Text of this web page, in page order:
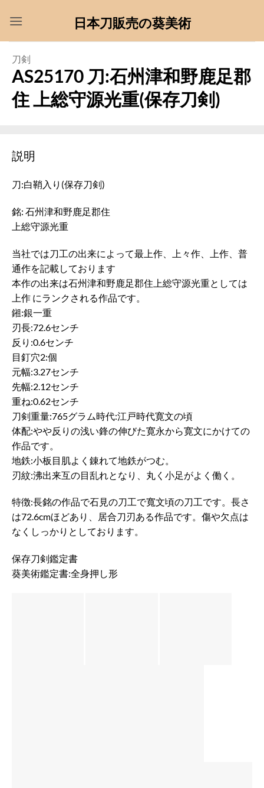
日本刀販売の葵美術
刀剣
AS25170 刀:石州津和野鹿足郡
住 上総守源光重(保存刀剣)
説明
刀:白鞘入り(保存刀剣)
銘: 石州津和野鹿足郡住
上総守源光重
当社では刀工の出来によって最上作、上々作、上作、普
通作を記載しております
本作の出来は石州津和野鹿足郡住上総守源光重としては
上作 にランクされる作品です。
鎺:銀一重
刃長:72.6センチ
反り:0.6センチ
目釘穴2:個
元幅:3.27センチ
先幅:2.12センチ
重ね:0.62センチ
刀剣重量:765グラム時代:江戸時代寛文の頃
体配:やや反りの浅い鋒の伸びた寛永から寛文にかけての
作品です。
地鉄:小板目肌よく錬れて地鉄がつむ。
刃紋:沸出来互の目乱れとなり、丸く小足がよく働く。
特徴:長銘の作品で石見の刀工で寬文頃の刀工です。長さ
は72.6cmほどあり、居合刀刃ある作品です。傷や欠点は
なくしっかりとしております。
保存刀剣鑑定書
葵美術鑑定書:全身押し形